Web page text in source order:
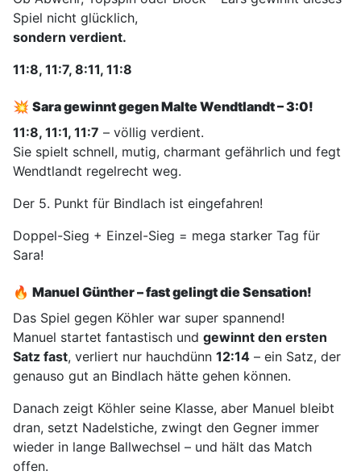
Spiel nicht glücklich,
sondern verdient.
11:8, 11:7, 8:11, 11:8
💥 Sara gewinnt gegen Malte Wendtlandt – 3:0!
11:8, 11:1, 11:7 – völlig verdient.
Sie spielt schnell, mutig, charmant gefährlich und fegt
Wendtlandt regelrecht weg.
Der 5. Punkt für Bindlach ist eingefahren!
Doppel-Sieg + Einzel-Sieg = mega starker Tag für
Sara!
🔥 Manuel Günther – fast gelingt die Sensation!
Das Spiel gegen Köhler war super spannend!
Manuel startet fantastisch und gewinnt den ersten
Satz fast, verliert nur hauchdünn 12:14 – ein Satz, der
genauso gut an Bindlach hätte gehen können.
Danach zeigt Köhler seine Klasse, aber Manuel bleibt
dran, setzt Nadelstiche, zwingt den Gegner immer
wieder in lange Ballwechsel – und hält das Match
offen.